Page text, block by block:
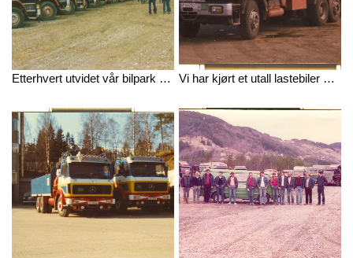
Etterhvert utvidet vår bilpark seg. Her et bilde utenfor våre tidligere lokaler. Vi har kjørt et utall lastebiler opp igjennom årene. Her en Mercedes lastebil i aksjon.